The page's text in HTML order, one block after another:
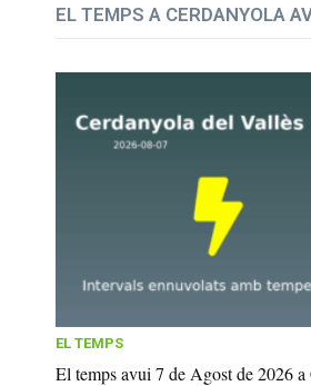
EL TEMPS A CERDANYOLA
EL TEMPS
El temps avui 7 de Agost de 2026 a